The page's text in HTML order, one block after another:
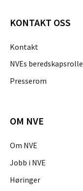
KONTAKT OSS
Kontakt
NVEs beredskapsrolle
Presserom
OM NVE
Om NVE
Jobb i NVE
Høringer